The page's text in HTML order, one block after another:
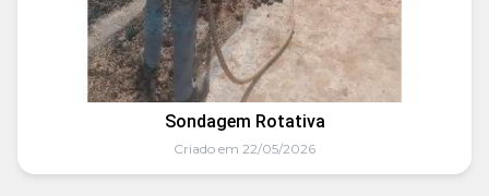
Sondagem Rotativa
Criado em 22/05/2026